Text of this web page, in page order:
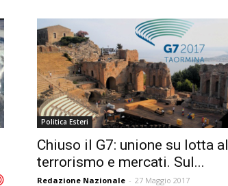
Politica Esteri
Chiuso il G7: unione su lotta al
terrorismo e mercati. Sul...
Redazione Nazionale - 27 Maggio 2017